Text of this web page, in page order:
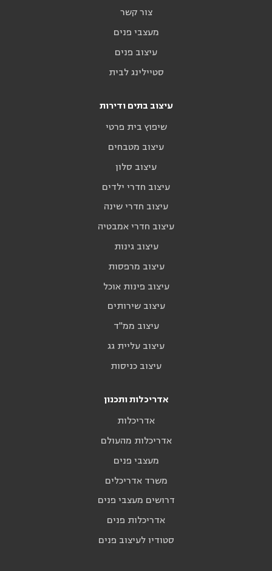
צור קשר
מעצבי פנים
עיצוב פנים
סטיילינג לבית
עיצוב בתים ודירות
שיפוץ בית פרטי
עיצוב מטבחים
עיצוב סלון
עיצוב חדרי ילדים
עיצוב חדרי שינה
עיצוב חדרי אמבטיה
עיצוב גינות
עיצוב מרפסות
עיצוב פינות אוכל
עיצוב שירותים
עיצוב ממ"ד
עיצוב עליית גג
עיצוב כניסות
אדריכלות ותכנון
אדריכלות
אדריכלות מהעולם
מעצבי פנים
משרד אדריכלים
דרושים מעצבי פנים
אדריכלות פנים
סטודיו לעיצוב פנים